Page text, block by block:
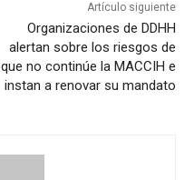
Artículo siguiente
Organizaciones de DDHH
alertan sobre los riesgos de
que no continúe la MACCIH e
instan a renovar su mandato